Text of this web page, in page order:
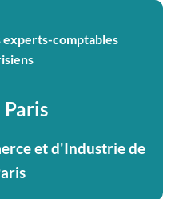
Paris
et d'Industrie de